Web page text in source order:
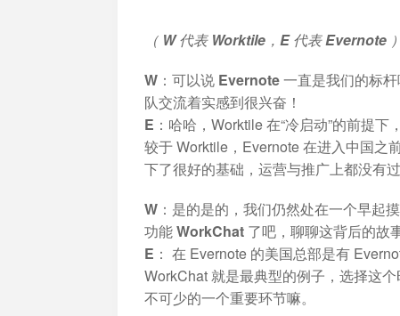
（ W 代表 Worktile，E 代表 Evernote ）
W：可以说 Evernote 一直是我们的标
队交流着实感到很兴奋！
E： 哈哈，Worktile 在“冷启动”的前提
较于 Worktile，Evernote 在进入中国之
下了很好的基础，运营与推广上都没有过
W：是的是的，我们仍然处在一个早起
功能 WorkChat 了吧，聊聊这背后的故事
E： 在 Evernote 的美国总部是有
WorkChat 就是最典型的例子，选择这
不可少的一个重要环节嘛。